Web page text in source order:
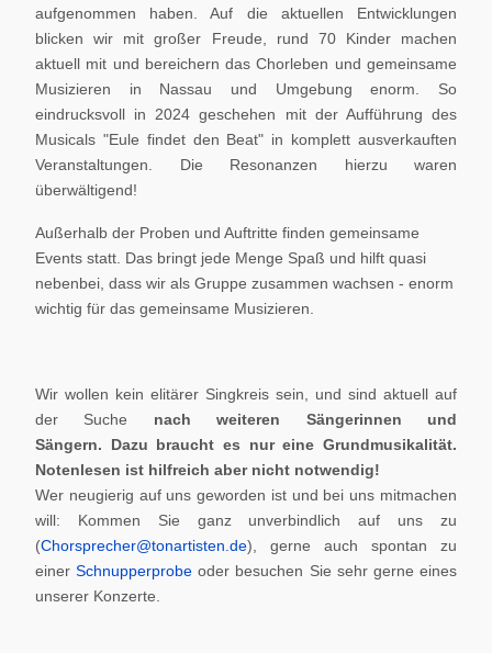
aufgenommen haben. Auf die aktuellen Entwicklungen
blicken wir mit großer Freude, rund 70 Kinder machen
aktuell mit und bereichern das Chorleben und gemeinsame
Musizieren in Nassau und Umgebung enorm. So
eindrucksvoll in 2024 geschehen mit der Aufführung des
Musicals "Eule findet den Beat" in komplett ausverkauften
Veranstaltungen. Die Resonanzen hierzu waren
überwältigend!
Außerhalb der Proben und Auftritte finden gemeinsame
Events statt. Das bringt jede Menge Spaß und hilft quasi
nebenbei, dass wir als Gruppe zusammen wachsen - enorm
wichtig für das gemeinsame Musizieren.
Wir wollen kein elitärer Singkreis sein, und sind aktuell auf
der Suche nach weiteren Sängerinnen und
Sängern. Dazu braucht es nur eine Grundmusikalität.
Notenlesen ist hilfreich aber nicht notwendig!
Wer neugierig auf uns geworden ist und bei uns mitmachen
will: Kommen Sie ganz unverbindlich auf uns zu
(Chorsprecher@tonartisten.de), gerne auch spontan zu
einerSchnupperprobe oder besuchen Sie sehr gerne eines
unserer Konzerte.